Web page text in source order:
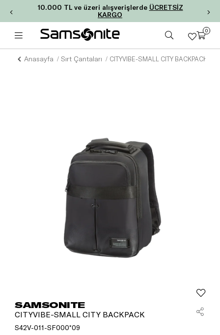
10.000 TL ve üzeri alışverişlerde ÜCRETSİZ
KARGO
0
Anasayfa Sırt Çantaları CITYVIBE-SMALL CITY BACKPACK
SAMSONITE
CITYVIBE-SMALL CITY BACKPACK
S42V-011-SF000*09